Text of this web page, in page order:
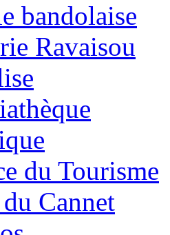
bandolaise
Ravaisou
du Tourisme
Cannet